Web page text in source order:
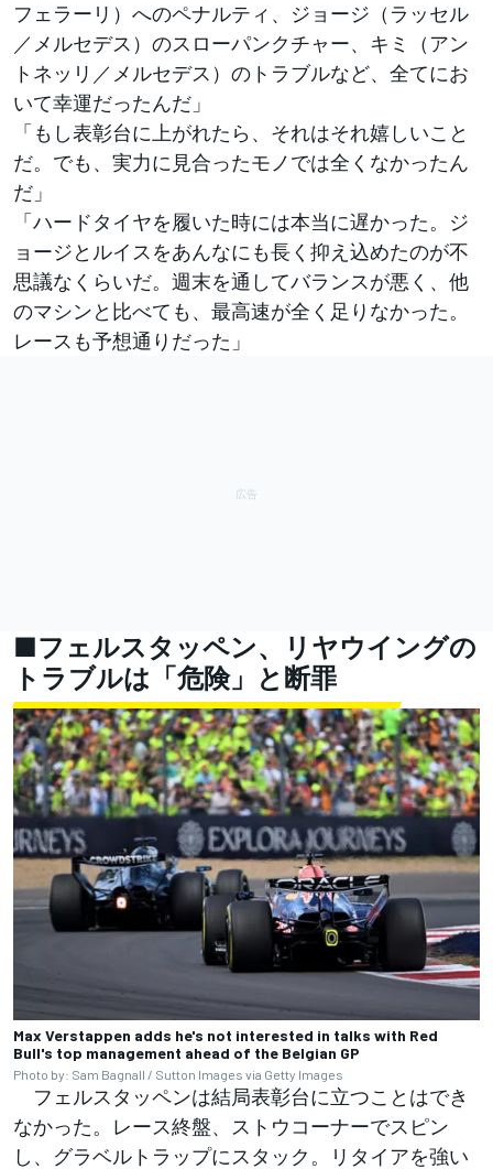
フェラーリ）へのペナルティ、ジョージ（ラッセル
／メルセデス）のスローパンクチャー、キミ（アン
トネッリ／メルセデス）のトラブルなど、全てにお
いて幸運だったんだ」
「もし表彰台に上がれたら、それはそれ嬉しいこと
だ。でも、実力に見合ったモノでは全くなかったん
だ」
「ハードタイヤを履いた時には本当に遅かった。ジ
ョージとルイスをあんなにも長く抑え込めたのが不
思議なくらいだ。週末を通してバランスが悪く、他
のマシンと比べても、最高速が全く足りなかった。
レースも予想通りだった」
■フェルスタッペン、リヤウイングの
トラブルは「危険」と断罪
Max Verstappen adds he's not interested in talks with Red
Bull's top management ahead of the Belgian GP
Photo by: Sam Bagnall / Sutton Images via Getty Images
フェルスタッペンは結局表彰台に立つことはでき
なかった。レース終盤、ストウコーナーでスピン
し、グラベルトラップにスタック。リタイアを強い